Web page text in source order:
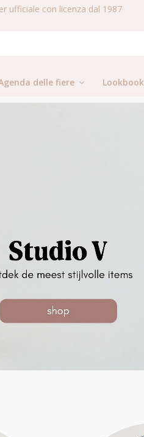
ufficiale con licenza dal 1987
delle fiere Lookbook